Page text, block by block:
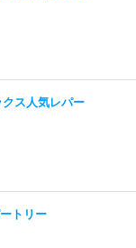
ス人気レパー
トリー